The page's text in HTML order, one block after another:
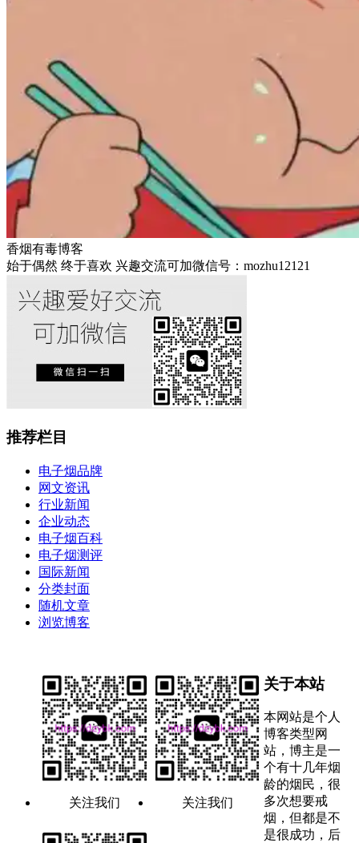
香烟有毒博客
始于偶然 终于喜欢 兴趣交流可加微信号：mozhu12121
推荐栏目
电子烟品牌
网文资讯
行业新闻
企业动态
电子烟百科
电子烟测评
国际新闻
分类封面
随机文章
浏览博客
关注我们 关注我们
关于本站
本网站是个人
博客类型网
站，博主是一
个有十几年烟
龄的烟民，很
多次想要戒
烟，但都是不
是很成功，后